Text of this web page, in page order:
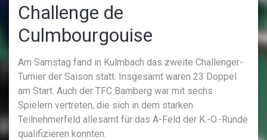
Challenge de
Culmbourgouise
Am Samstag fand in Kulmbach das zweite Challenger-
Turnier der Saison statt. Insgesamt waren 23 Doppel
am Start. Auch der TFC Bamberg war mit sechs
Spielern vertreten, die sich in dem starken
Teilnehmerfeld allesamt für das A-Feld der K.-O.-Runde
qualifizieren konnten.